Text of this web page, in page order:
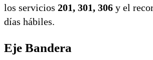
los servicios 201, 301, 306 y el
días hábiles.
Eje Bandera